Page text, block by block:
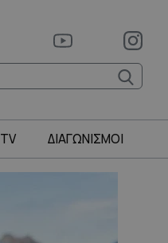
TV ΔΙΑΓΩΝΙΣΜΟΙ